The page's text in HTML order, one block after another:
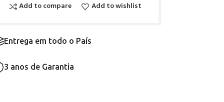
Add to compare Add to wishlist
Entrega em todo o País
3 anos de Garantia